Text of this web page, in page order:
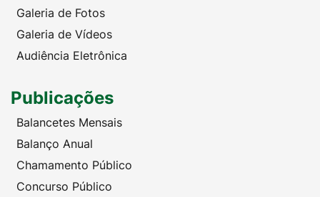
Galeria de Fotos
Galeria de Vídeos
Audiência Eletrônica
Publicações
Balancetes Mensais
Balanço Anual
Chamamento Público
Concurso Público